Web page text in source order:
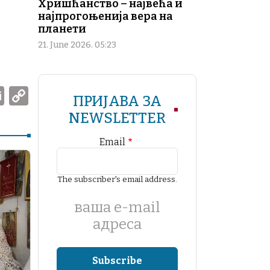
E
ai
l
p
y
Li
n
k
Хришћанство – највећа и
најпрогоњенија вера на
планети
21. June 2026. 05:23
ПРИЈАВА ЗА
NEWSLETTER
Email
The subscriber's email address.
ваша е-mail
адреса